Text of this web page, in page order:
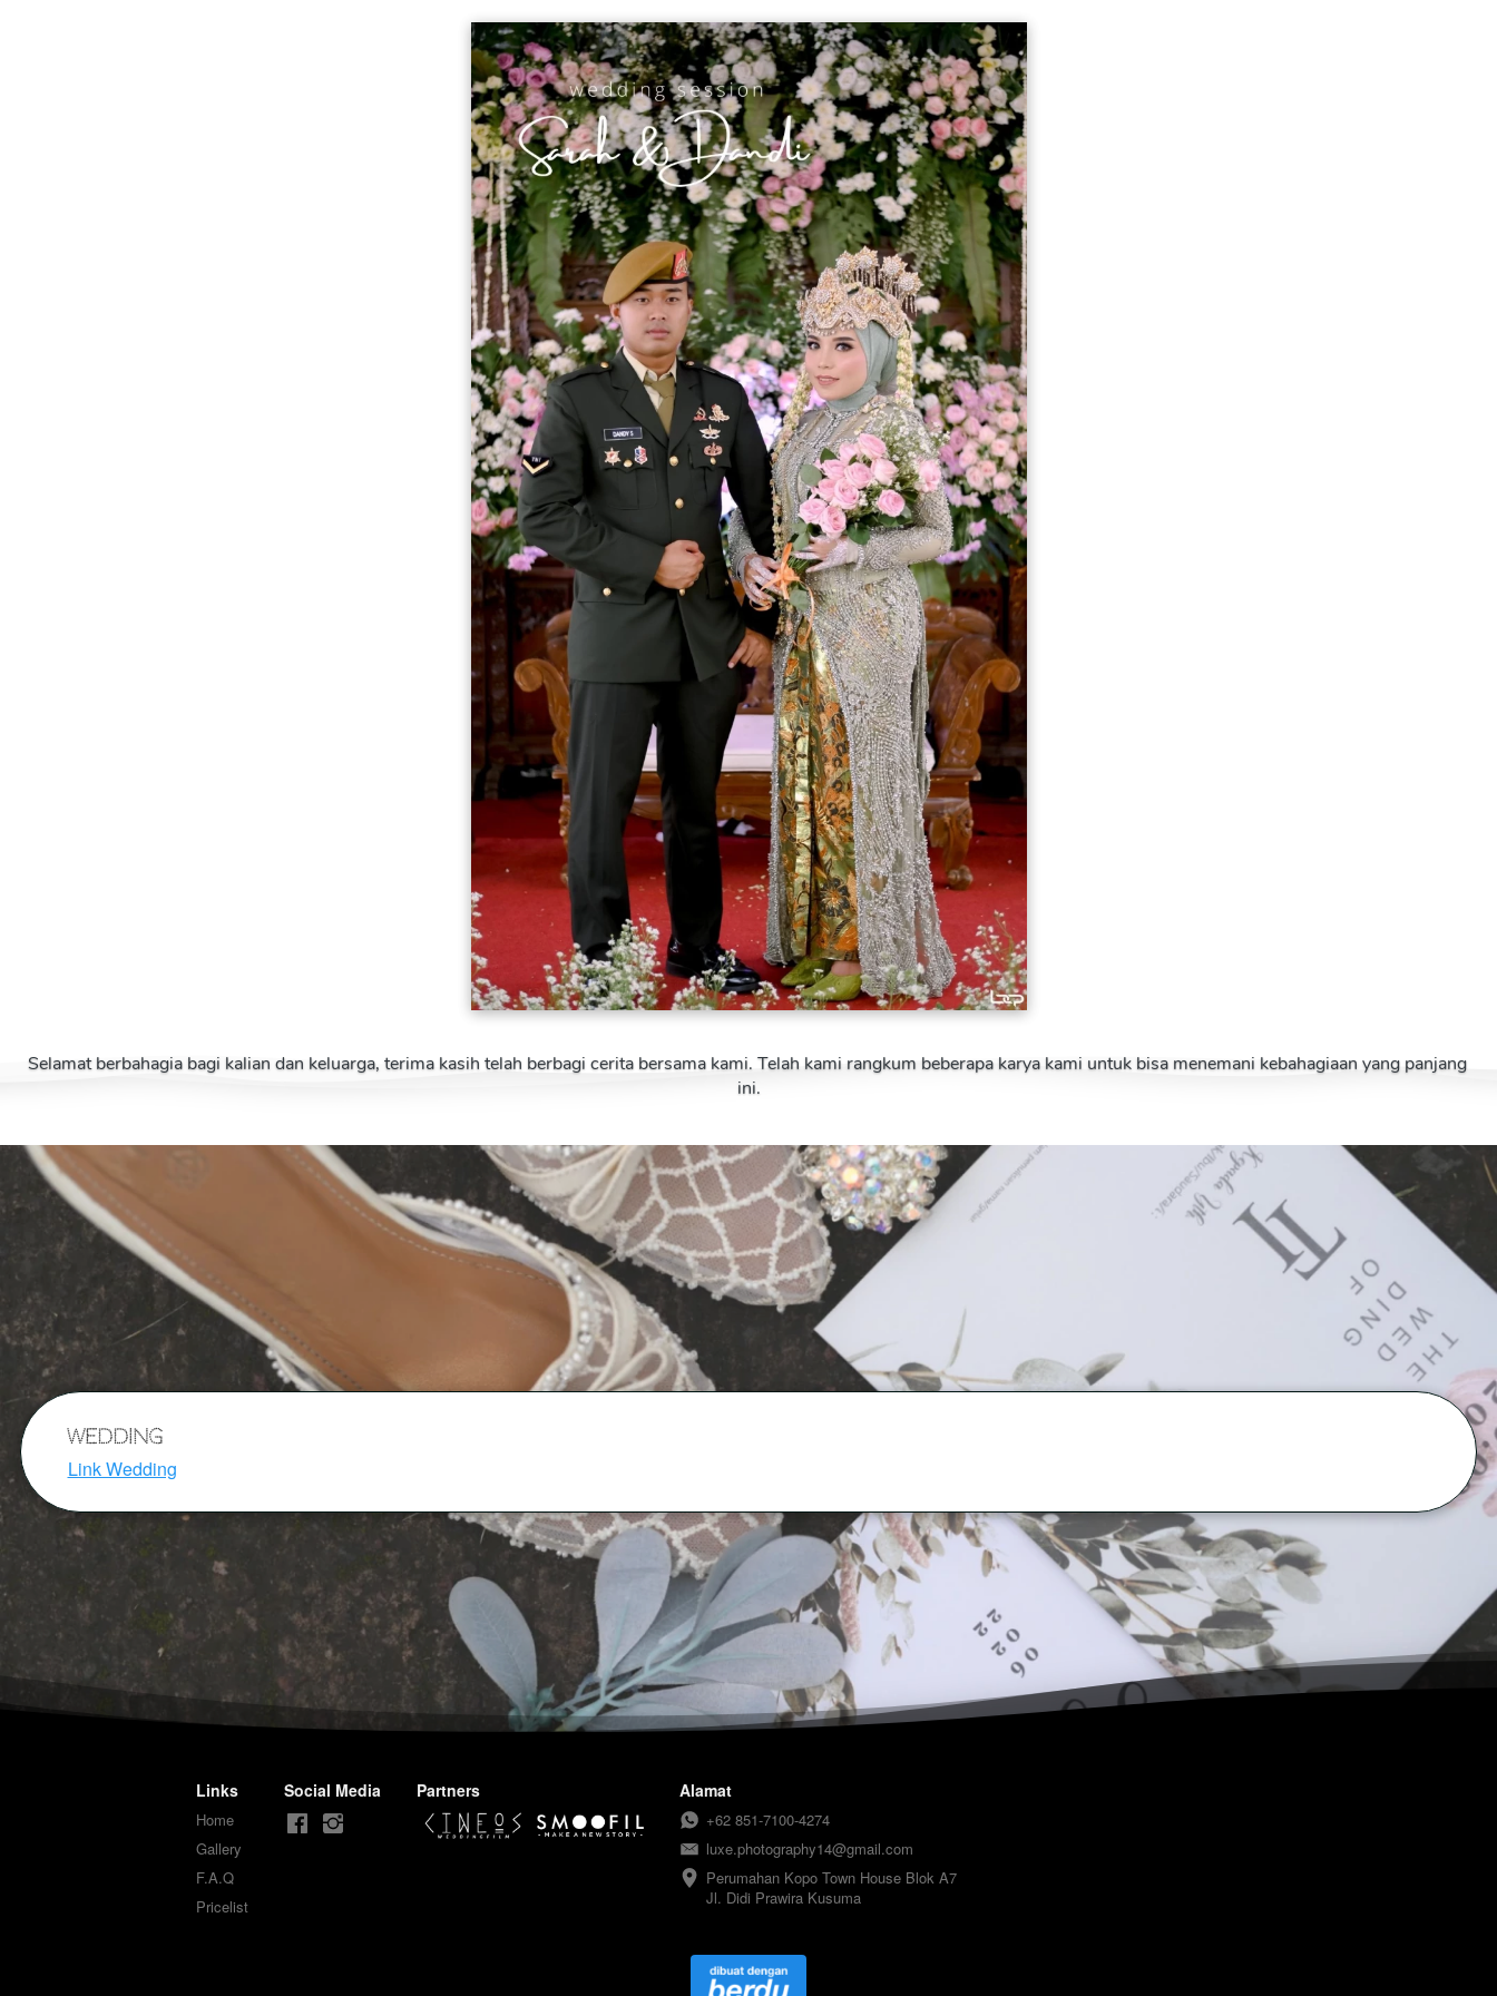
Selamat berbahagia bagi kalian dan keluarga, terima kasih telah berbagi cerita bersama kami. Telah kami rangkum beberapa karya kami untuk bisa menemani kebahagiaan yang panjang
ini.
Wedding
Link Wedding
Links
Home
Gallery
F.A.Q
Pricelist
Social Media Partners Alamat
+62 851-7100-4274
luxe.photography14@gmail.com
Perumahan Kopo Town House Blok A7
Jl. Didi Prawira Kusuma